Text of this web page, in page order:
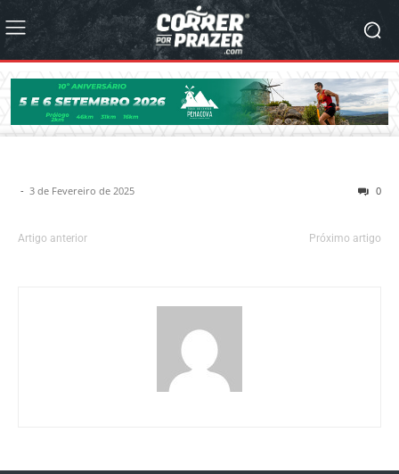
- 3 de Fevereiro de 2025 0
Artigo anterior Próximo artigo